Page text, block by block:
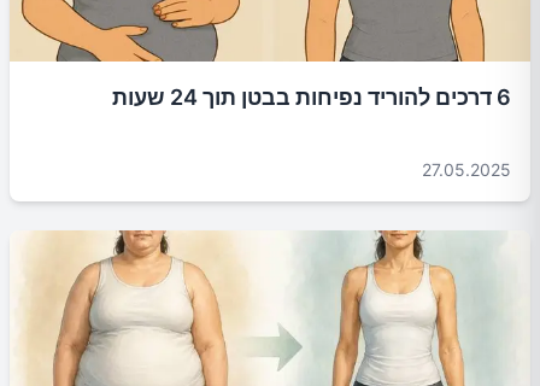
6 דרכים להוריד נפיחות בבטן תוך 24 שעות
27.05.2025